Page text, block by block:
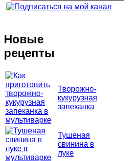
Новые
рецепты
Творожно-
кукурузная
запеканка
Тушеная
свинина в
луке